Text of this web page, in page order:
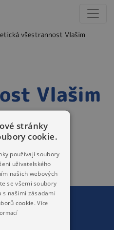
všestrannost Vlašim
Vlašim
stránky
cookie.
používají soubory
uživatelského
našich webových
se všemi soubory
s našimi zásadami
cookie.Více